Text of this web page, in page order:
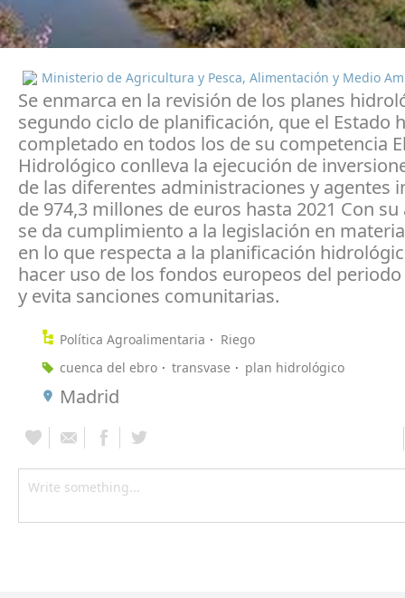
Ministerio de Agricultura y Pesca, Alimentación y Medio
Se enmarca en la revisión de los planes
segundo ciclo de planificación, que el Estado
completado en todos los de su competencia
Hidrológico conlleva la ejecución de
de las diferentes administraciones y agentes
de 974,3 millones de euros hasta 2021 Con
se da cumplimiento a la legislación en
en lo que respecta a la planificación
hacer uso de los fondos europeos del periodo
y evita sanciones comunitarias.
Política Agroalimentaria
Riego
cuenca del ebro
transvase plan hidrológico
Madrid